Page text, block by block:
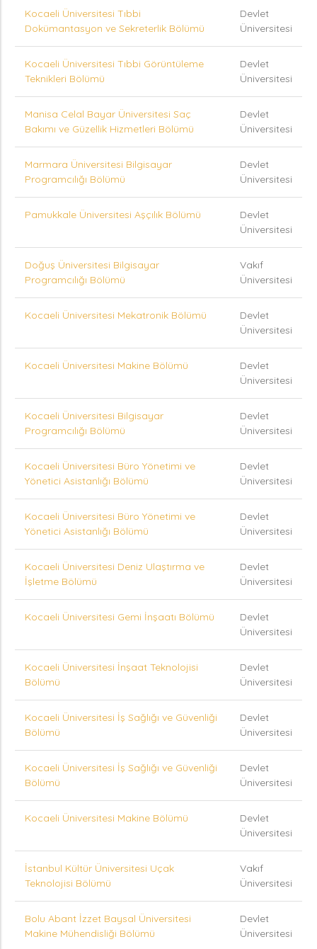
Kocaeli Üniversitesi Tıbbi
Dokümantasyon ve Sekreterlik Bölümü
Devlet
Üniversitesi
Kocaeli Üniversitesi Tıbbi Görüntüleme
Teknikleri Bölümü
Devlet
Üniversitesi
Manisa Celal Bayar Üniversitesi Saç
Bakımı ve Güzellik Hizmetleri Bölümü
Devlet
Üniversitesi
Marmara Üniversitesi Bilgisayar
Programcılığı Bölümü
Devlet
Üniversitesi
Pamukkale Üniversitesi Aşçılık Bölümü
Devlet
Üniversitesi
Doğuş Üniversitesi Bilgisayar
Programcılığı Bölümü
Vakıf
Üniversitesi
Kocaeli Üniversitesi Mekatronik Bölümü
Devlet
Üniversitesi
Kocaeli Üniversitesi Makine Bölümü
Devlet
Üniversitesi
Kocaeli Üniversitesi Bilgisayar
Programcılığı Bölümü
Devlet
Üniversitesi
Kocaeli Üniversitesi Büro Yönetimi ve
Yönetici Asistanlığı Bölümü
Devlet
Üniversitesi
Kocaeli Üniversitesi Büro Yönetimi ve
Yönetici Asistanlığı Bölümü
Devlet
Üniversitesi
Kocaeli Üniversitesi Deniz Ulaştırma ve
İşletme Bölümü
Devlet
Üniversitesi
Kocaeli Üniversitesi Gemi İnşaatı Bölümü
Devlet
Üniversitesi
Kocaeli Üniversitesi İnşaat Teknolojisi
Bölümü
Devlet
Üniversitesi
Kocaeli Üniversitesi İş Sağlığı ve Güvenliği
Bölümü
Devlet
Üniversitesi
Kocaeli Üniversitesi İş Sağlığı ve Güvenliği
Bölümü
Devlet
Üniversitesi
Kocaeli Üniversitesi Makine Bölümü
Devlet
Üniversitesi
İstanbul Kültür Üniversitesi Uçak
Teknolojisi Bölümü
Vakıf
Üniversitesi
Bolu Abant İzzet Baysal Üniversitesi
Makine Mühendisliği Bölümü
Devlet
Üniversitesi